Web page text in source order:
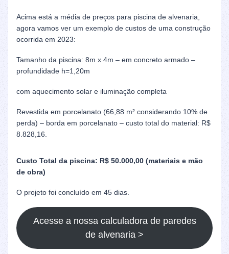
Acima está a média de preços para piscina de alvenaria,
agora vamos ver um exemplo de custos de uma construção
ocorrida em 2023:
Tamanho da piscina: 8m x 4m – em concreto armado –
profundidade h=1,20m
com aquecimento solar e iluminação completa
Revestida em porcelanato (66,88 m² considerando 10% de
perda) – borda em porcelanato – custo total do material: R$
8.828,16.
Custo Total da piscina: R$ 50.000,00 (materiais e mão
de obra)
O projeto foi concluído em 45 dias.
Acesse a nossa calculadora de paredes
de alvenaria >